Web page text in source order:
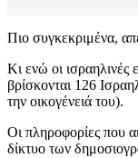
Πιο συγκεκριμένα,
Κι ενώ οι
βρίσκονται 126
την οικογένειά του).
Οι πληροφορίες που
δίκτυο των